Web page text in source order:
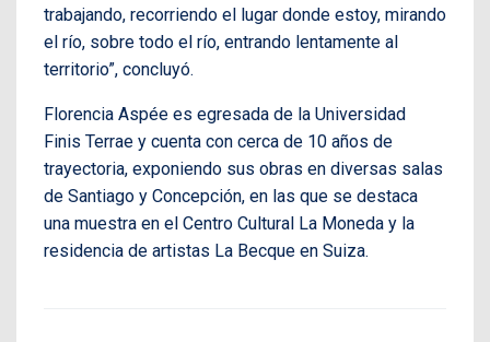
trabajando, recorriendo el lugar donde estoy, mirando
el río, sobre todo el río, entrando lentamente al
territorio”, concluyó.
Florencia Aspée es egresada de la Universidad
Finis Terrae y cuenta con cerca de 10 años de
trayectoria, exponiendo sus obras en diversas salas
de Santiago y Concepción, en las que se destaca
una muestra en el Centro Cultural La Moneda y la
residencia de artistas La Becque en Suiza.